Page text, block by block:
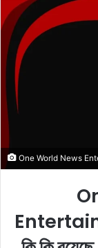
One World News